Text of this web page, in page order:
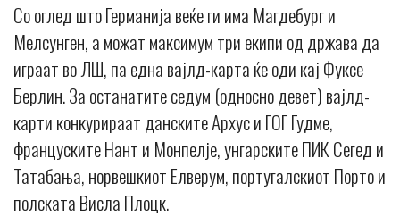
Со оглед што Германија веќе ги има Магдебург и
Мелсунген, а можат максимум три екипи од држава да
играат во ЛШ, па една вајлд-карта ќе оди кај Фуксе
Берлин. За останатите седум (односно девет) вајлд-
карти конкурираат данските Архус и ГОГ Гудме,
француските Нант и Монпелје, унгарските ПИК Сегед и
Татабања, норвешкиот Елверум, португалскиот Порто и
полската Висла Плоцк.